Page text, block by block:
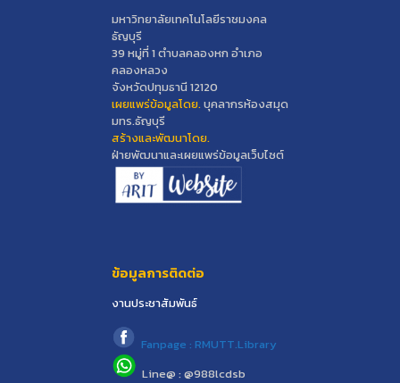
มหาวิทยาลัยเทคโนโลยีราชมงคล
ธัญบุรี
39 หมู่ที่ 1 ตำบลคลองหก อำเภอ
คลองหลวง
จังหวัดปทุมธานี 12120
เผยแพร่ข้อมูลโดย.บุคลากรห้องสมุด
มทร.ธัญบุรี
สร้างและพัฒนาโดย.
ฝ่ายพัฒนาและเผยแพร่ข้อมูลเว็บไซต์
ข้อมูลการติดต่อ
งานประชาสัมพันธ์
Fanpage : RMUTT.Library
Line@ : @988lcdsb